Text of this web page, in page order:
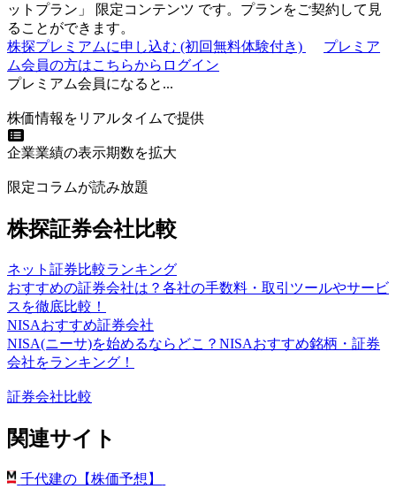
ットプラン 」 限定コンテンツ です。プランをご契約して見
ることができます。
株探プレミアムに申し込む (初回無料体験付き)
プレミア
ム会員の方はこちらからログイン
プレミアム会員になると...
株価情報をリアルタイムで提供
企業業績の表示期数を拡大
限定コラムが読み放題
株探証券会社比較
ネット証券比較ランキング
おすすめの証券会社は？各社の手数料・取引ツールやサービ
スを徹底比較！
NISAおすすめ証券会社
NISA(ニーサ)を始めるならどこ？NISAおすすめ銘柄・証券
会社をランキング！
証券会社比較
関連サイト
千代建の【株価予想】